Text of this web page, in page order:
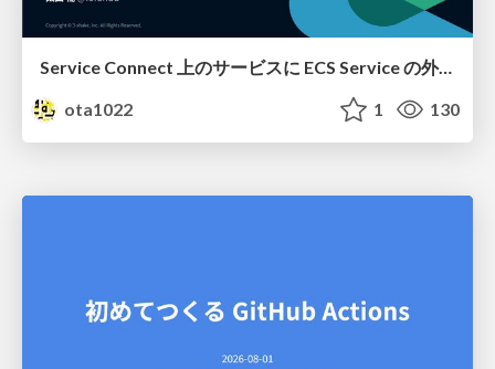
Service Connect 上のサービスに ECS Service の外側から到達できなかった話
ota1022
1 130